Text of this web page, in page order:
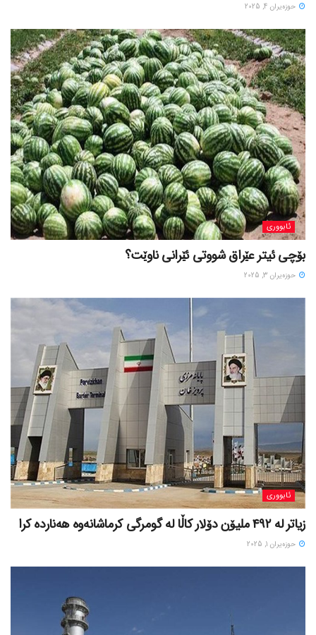
حوزه‌یران 4, 2025
ئابووری
بۆچی ئیتر عێراق شووتی ئێرانی ناوێت؟
حوزه‌یران 3, 2025
ئابووری
زیاتر لە ٤٩٢ ملیۆن دۆلار کاڵا لە گومرگی کرماشانەوە هەناردە کرا
حوزه‌یران 1, 2025